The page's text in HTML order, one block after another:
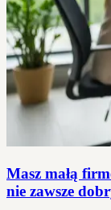
Masz małą
nie zawsze